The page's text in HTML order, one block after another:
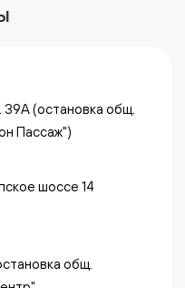
39А (остановка общ.
Пассаж")
шоссе 14
общ.